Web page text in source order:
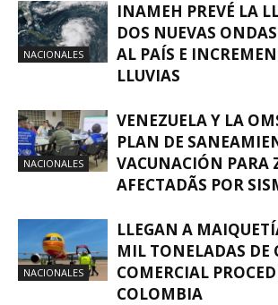
NACIONALES
INAMEH PREVÉ LA
DOS NUEVAS
AL PAÍS E
LLUVIAS
NACIONALES
VENEZUELA Y LA
PLAN DE
VACUNACIÓN PARA
AFECTADÃS POR
NACIONALES
LLEGAN A
MIL TONELADAS DE
COMERCIAL
COLOMBIA